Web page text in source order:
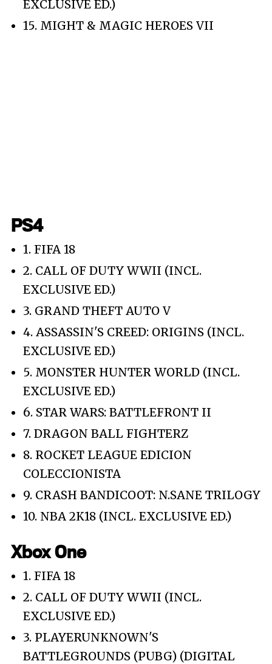
EXCLUSIVE ED.)
15. MIGHT & MAGIC HEROES VII
PS4
1. FIFA 18
2. CALL OF DUTY WWII (INCL.
EXCLUSIVE ED.)
3. GRAND THEFT AUTO V
4. ASSASSIN'S CREED: ORIGINS (INCL.
EXCLUSIVE ED.)
5. MONSTER HUNTER WORLD (INCL.
EXCLUSIVE ED.)
6. STAR WARS: BATTLEFRONT II
7. DRAGON BALL FIGHTERZ
8. ROCKET LEAGUE EDICION
COLECCIONISTA
9. CRASH BANDICOOT: N.SANE TRILOGY
10. NBA 2K18 (INCL. EXCLUSIVE ED.)
Xbox One
1. FIFA 18
2. CALL OF DUTY WWII (INCL.
EXCLUSIVE ED.)
3. PLAYERUNKNOWN'S
BATTLEGROUNDS (PUBG) (DIGITAL